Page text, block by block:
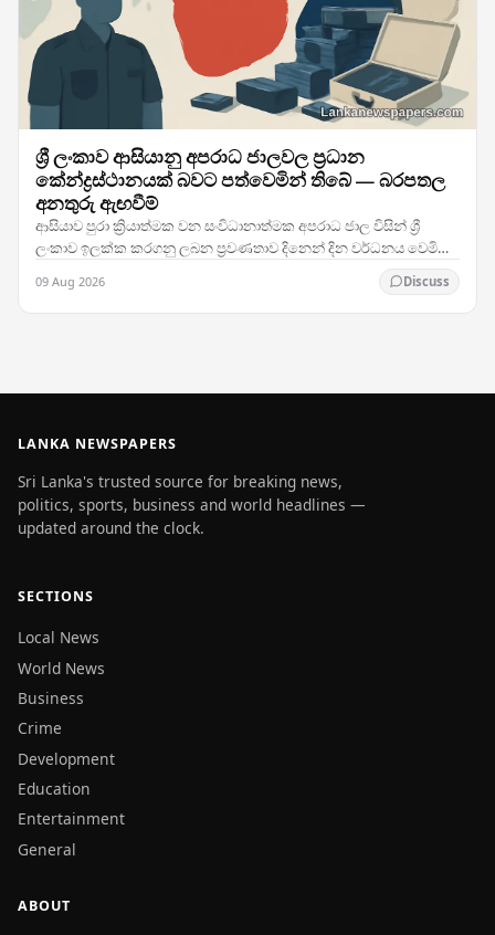
ශ්‍රී ලංකාව ආසියානු අපරාධ ජාලවල ප්‍රධාන
කේන්ද්‍රස්ථානයක් බවට පත්වෙමින් තිබේ — බරපතල
අනතුරු ඇඟවීම්
ආසියාව පුරා ක්‍රියාත්මක වන සංවිධානාත්මක අපරාධ ජාල විසින් ශ්‍රී
ලංකාව ඉලක්ක කරගනු ලබන ප්‍රවණතාව දිනෙන් දින වර්ධනය වෙමින්
09 Aug 2026 Discuss
LANKA NEWSPAPERS
Sri Lanka's trusted source for breaking news,
politics, sports, business and world headlines —
updated around the clock.
SECTIONS
Local News
World News
Business
Crime
Development
Education
Entertainment
General
ABOUT